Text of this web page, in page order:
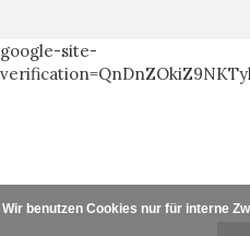
google-site-
Wir benutzen Cookies nur für interne